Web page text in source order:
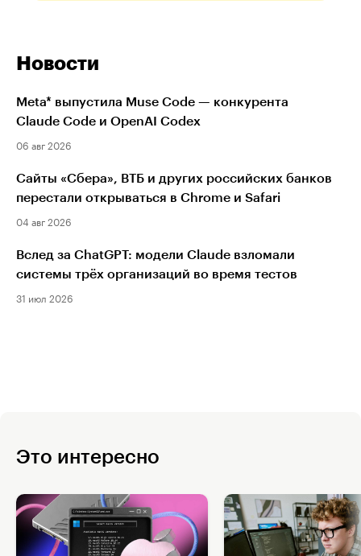
Новости
Meta* выпустила Muse Code — конкурента
Claude Code и OpenAI Codex
06 авг 2026
Сайты «Сбера», ВТБ и других российских банков
перестали открываться в Chrome и Safari
04 авг 2026
Вслед за ChatGPT: модели Claude взломали
системы трёх организаций во время тестов
31 июл 2026
Это интересно